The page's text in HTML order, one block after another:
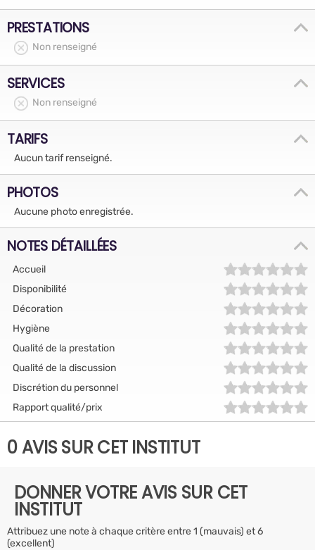
PRESTATIONS
Non renseigné
SERVICES
Non renseigné
TARIFS
Aucun tarif renseigné.
PHOTOS
Aucune photo enregistrée.
NOTES DÉTAILLÉES
Accueil
Disponibilité
Décoration
Hygiène
Qualité de la prestation
Qualité de la discussion
Discrétion du personnel
Rapport qualité/prix
0 AVIS SUR CET INSTITUT
DONNER VOTRE AVIS SUR CET
INSTITUT
Attribuez une note à chaque critère entre 1 (mauvais) et 6
(excellent)